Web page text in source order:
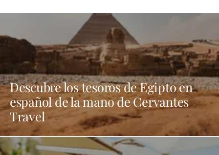
Descubre los tesoros de Egipto en
español de la mano de Cervantes
Travel